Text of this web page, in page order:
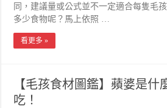
同，建議量或公式並不一定適合每隻毛
多少食物呢？馬上依照 …
看更多 »
【毛孩食材圖鑑】蘋婆是
吃！